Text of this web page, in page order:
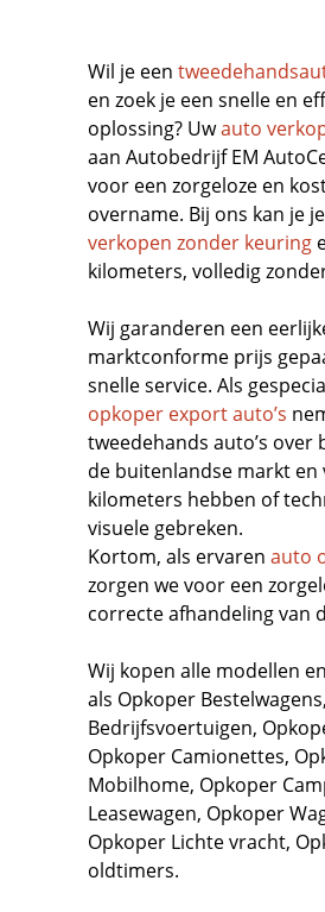
Wil je een
en zoek je een snelle en
oplossing? Uwauto
aan Autobedrijf EM
voor een zorgeloze en
overname. Bij ons kan je je
verkopen zonder keuring
kilometers, volledig
Wij garanderen een
marktconforme prijs
snelle service. Als
opkoper export auto’s
tweedehands auto’s over
de buitenlandse markt en
kilometers hebben of
visuele gebreken.
Kortom, als ervaren auto
zorgen we voor een
correcte afhandeling van
Wij kopen alle modellen
als Opkoper Bestelwagens,
Bedrijfsvoertuigen,
Opkoper Camionettes,
Mobilhome, Opkoper
Leasewagen, Opkoper
Opkoper Lichte vracht,
oldtimers.